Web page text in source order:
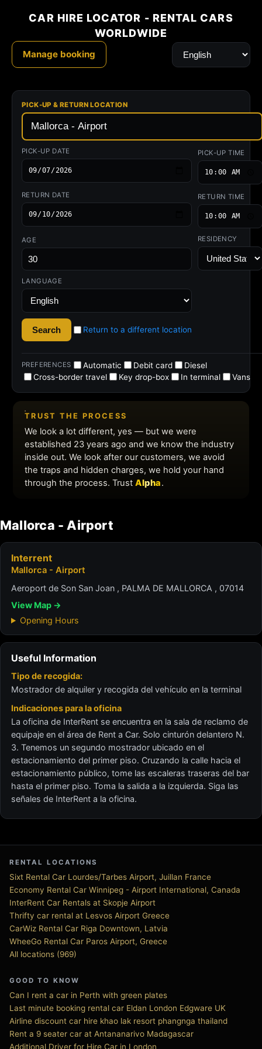
Mallorca - Airport
Interrent
Mallorca - Airport
Aeroport de Son San Joan , PALMA DE MALLORCA , 07014
View Map →
Opening Hours
Useful Information
Tipo de recogida:
Mostrador de alquiler y recogida del vehículo en la terminal
Indicaciones para la oficina
La oficina de InterRent se encuentra en la sala de reclamo de
equipaje en el área de Rent a Car. Solo cinturón delantero N.
3. Tenemos un segundo mostrador ubicado en el
estacionamiento del primer piso. Cruzando la calle hacia el
estacionamiento público, tome las escaleras traseras del bar
hasta el primer piso. Toma la salida a la izquierda. Siga las
señales de InterRent a la oficina.
RENTAL LOCATIONS
Sixt Rental Car Lourdes/Tarbes Airport, Juillan France
Economy Rental Car Winnipeg - Airport International, Canada
InterRent Car Rentals at Skopje Airport
Thrifty car rental at Lesvos Airport Greece
CarWiz Rental Car Riga Downtown, Latvia
WheeGo Rental Car Paros Airport, Greece
All locations (969)
GOOD TO KNOW
Can I rent a car in Perth with green plates
Last minute booking rental car Eldan London Edgware UK
Airline discount car hire khao lak resort phangnga thailand
Rent a 9 seater car at Antananarivo Madagascar
Additional Driver for Hire Car in London